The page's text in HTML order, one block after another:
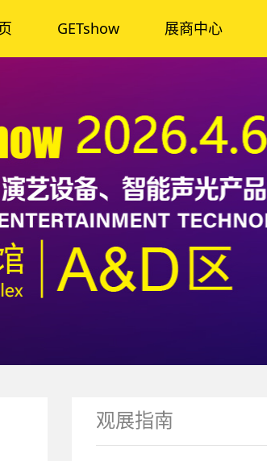
GETshow 展商中心
观展指南